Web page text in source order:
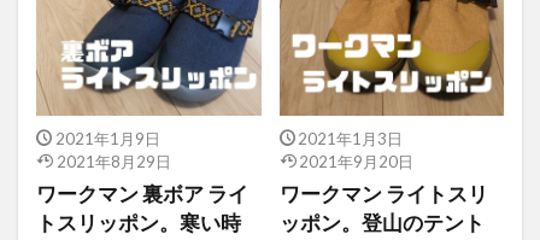
2021年1月9日
2021年8月29日
ワークマン 裏ボア ライ
トスリッポン。寒い時
2021年1月3日
2021年9月20日
ワークマン ライトスリ
ッポン。登山のテント